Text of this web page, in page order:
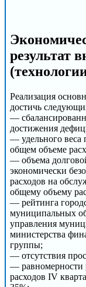
результат
Реализация
достичь
—
достижения
— удельного веса
общем объеме
— объема
экономически
расходов на
общему объему
— рейтинга
муниципальных
управления
министерства
группы;
— отсутствия
— равномерности
расходов IV